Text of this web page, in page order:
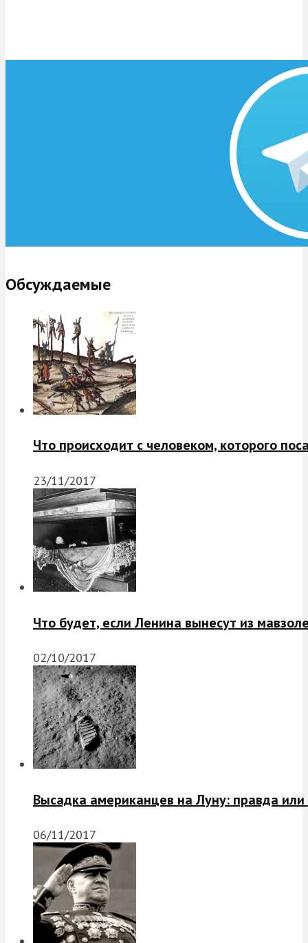
Обсуждаемые
Что происходит с человеком, которого
23/11/2017
Что будет, если Ленина вынесут из
02/10/2017
Высадка американцев на Луну: правда
06/11/2017